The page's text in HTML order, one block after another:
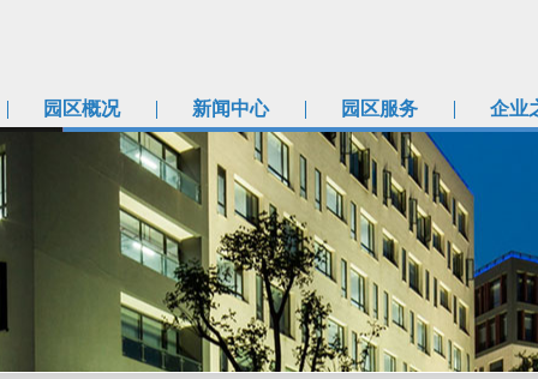
园区概况 新闻中心 园区服务 企业